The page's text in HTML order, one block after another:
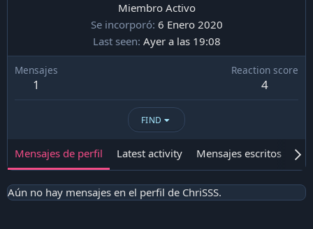
Miembro Activo
Se incorporó 6 Enero 2020
Last seen Ayer a las 19:08
Mensajes
1
Reaction score
4
FIND
Mensajes de perfil Latest activity Mensajes escritos
Aún no hay mensajes en el perfil de ChriSSS.